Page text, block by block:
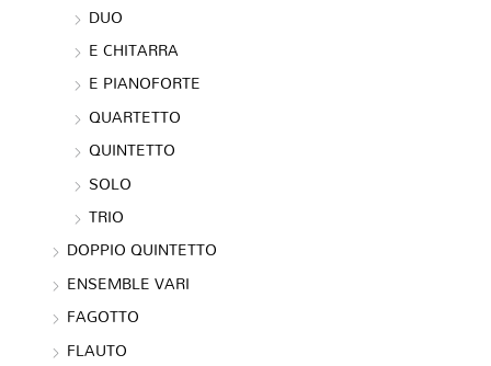
DUO
E CHITARRA
E PIANOFORTE
QUARTETTO
QUINTETTO
SOLO
TRIO
DOPPIO QUINTETTO
ENSEMBLE VARI
FAGOTTO
FLAUTO